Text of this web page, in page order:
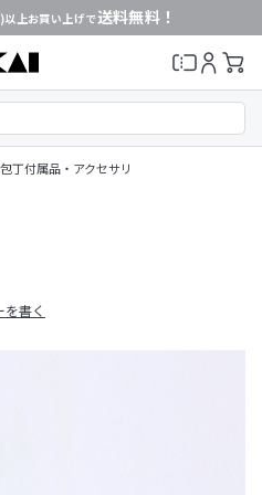
上お買い上げで送料無料！
包丁付属品・アクセサリ
を書く